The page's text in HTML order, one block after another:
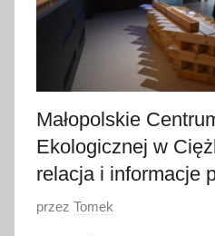
Małopolskie
Ekologicznej w
relacja i informacje
O
przez Tomek